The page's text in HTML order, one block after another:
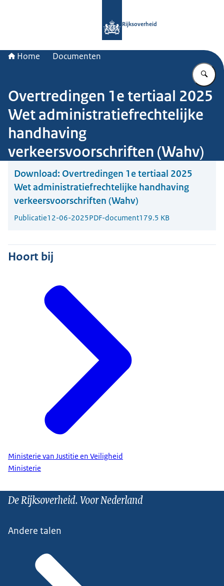
Rijksoverheid
Home Documenten
Overtredingen 1e tertiaal 2025
Wet administratiefrechtelijke
handhaving
verkeersvoorschriften (Wahv)
Download: Overtredingen 1e tertiaal 2025
Wet administratiefrechtelijke handhaving
verkeersvoorschriften (Wahv)
Publicatie12-06-2025PDF-document179.5 KB
Hoort bij
Ministerie van Justitie en Veiligheid
Ministerie
De Rijksoverheid. Voor Nederland
Andere talen